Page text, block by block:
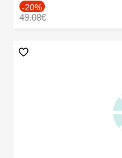
-20%
49.08€